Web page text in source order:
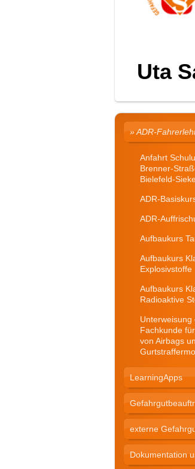
Uta
ADR-
Anfahrt
Brenner-
Bielefeld-
ADR-
ADR-
Aufbaukurs
Aufbaukurs
Explosivstoffe
Aufbaukurs
Radioaktive
Fachkunde
von Airbags
LearningApps
externe
Dokumentation